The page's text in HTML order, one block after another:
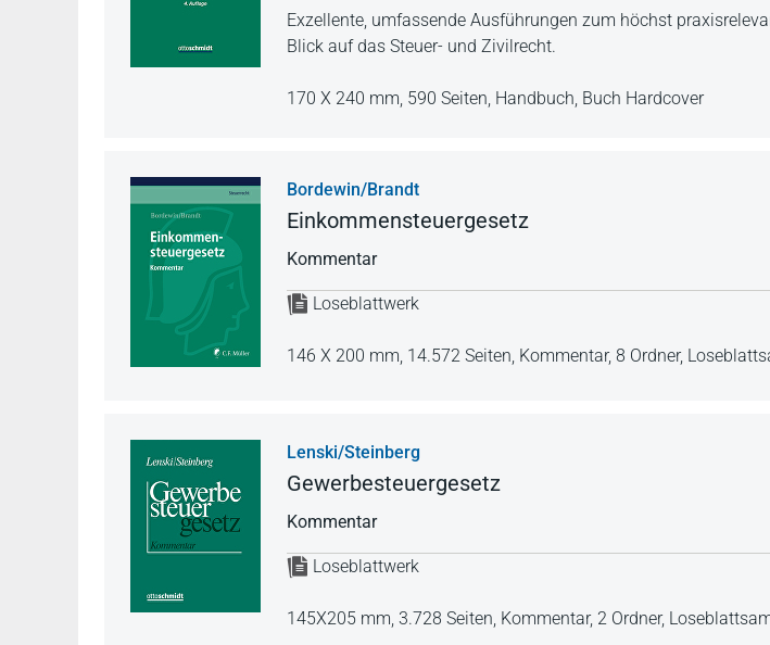
Exzellente, umfassende Ausführungen zum höchst
Blick auf das Steuer- und Zivilrecht.
170 X 240 mm, 590 Seiten, Handbuch, Buch Hardcover
Bordewin/Brandt
Einkommensteuergesetz
Kommentar
Loseblattwerk
146 X 200 mm, 14.572 Seiten, Kommentar, 8 Ordner,
Lenski/Steinberg
Gewerbesteuergesetz
Kommentar
Loseblattwerk
145X205 mm, 3.728 Seiten, Kommentar, 2 Ordner,